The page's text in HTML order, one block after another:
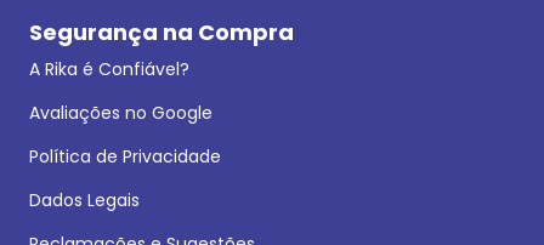
Segurança na Compra
A Rika é Confiável?
Avaliações no Google
Política de Privacidade
Dados Legais